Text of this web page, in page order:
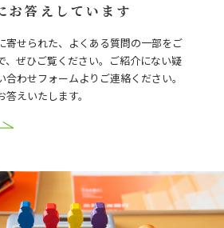
お答えしています
寄せられた、よくある質問の一部をご
、ぜひご覧ください。ご紹介にない疑
わせフォームよりご連絡ください。
えいたします。